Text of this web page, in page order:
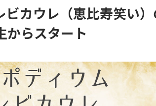
ビカウレ（恵比寿笑い
からスタート